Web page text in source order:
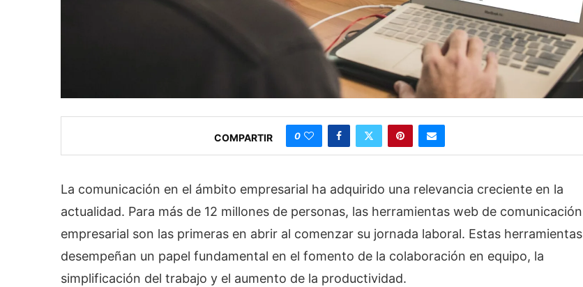
COMPARTIR 0
La comunicación en el ámbito empresarial ha adquirido una relevancia creciente en la
actualidad. Para más de 12 millones de personas, las herramientas web de comunicación
empresarial son las primeras en abrir al comenzar su jornada laboral. Estas herramientas
desempeñan un papel fundamental en el fomento de la colaboración en equipo, la
simplificación del trabajo y el aumento de la productividad.